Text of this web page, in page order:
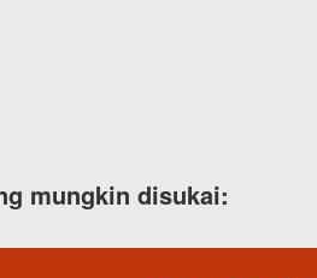
mungkin disukai: